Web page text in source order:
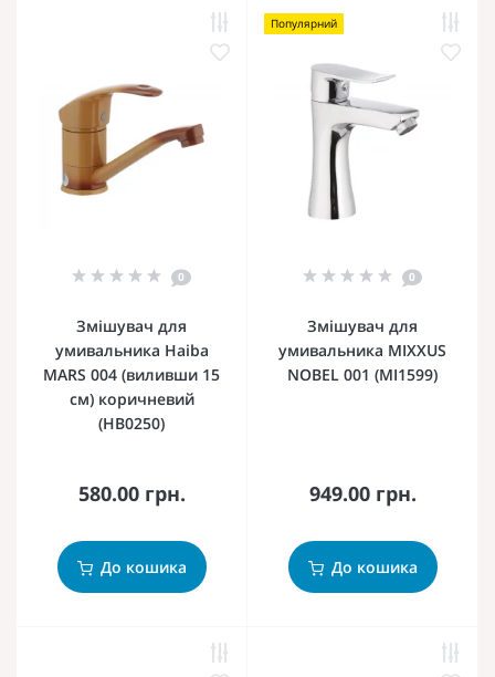
0
Змішувач для
умивальника Haiba
MARS 004 (виливши 15
см) коричневий
(HB0250)
580.00 грн.
До кошика
Популярний
0
Змішувач для
умивальника MIXXUS
NOBEL 001 (MI1599)
949.00 грн.
До кошика